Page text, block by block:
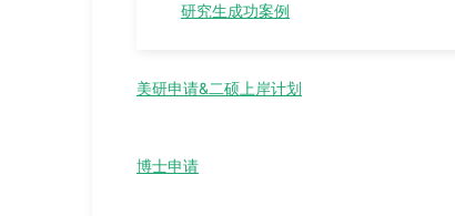
研究生成功案例
美研申请&二硕上岸计划
博士申请